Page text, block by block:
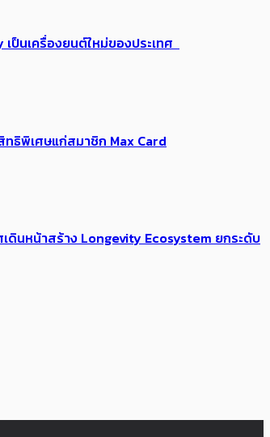
ป็นเครื่องยนต์ใหม่ของประเทศ
ธิพิเศษแก่สมาชิก Max Card
ดินหน้าสร้าง Longevity Ecosystem ยกระดับ